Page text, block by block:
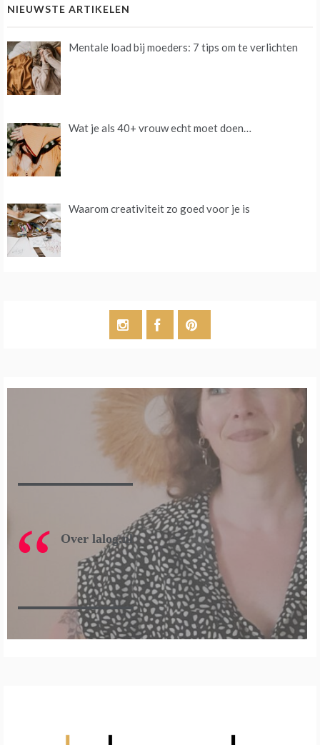
NIEUWSTE ARTIKELEN
Mentale load bij moeders: 7 tips om te verlichten
Wat je als 40+ vrouw echt moet doen…
Waarom creativiteit zo goed voor je is
Over lalog.nl